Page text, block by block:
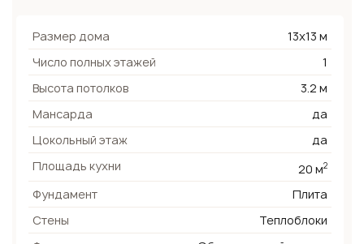
Размер дома
13х13 м
Число полных этажей
1
Высота потолков
3.2 м
Мансарда
да
Цокольный этаж
да
Площадь кухни
20 м2
Фундамент
Плита
Стены
Теплоблоки